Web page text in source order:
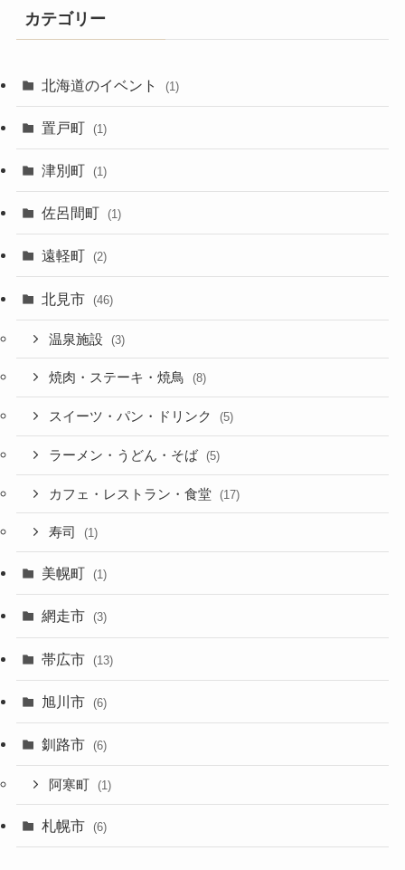
カテゴリー
北海道のイベント (1)
置戸町 (1)
津別町 (1)
佐呂間町 (1)
遠軽町 (2)
北見市 (46)
温泉施設 (3)
焼肉・ステーキ・焼鳥 (8)
スイーツ・パン・ドリンク (5)
ラーメン・うどん・そば (5)
カフェ・レストラン・食堂 (17)
寿司 (1)
美幌町 (1)
網走市 (3)
帯広市 (13)
旭川市 (6)
釧路市 (6)
阿寒町 (1)
札幌市 (6)